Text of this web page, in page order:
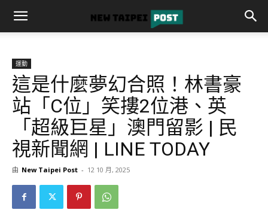
運動
這是什麼夢幻合照！林書豪
站「C位」笑摟2位港、英
「超級巨星」澳門留影 | 民
視新聞網 | LINE TODAY
由 New Taipei Post - 12 10 月, 2025